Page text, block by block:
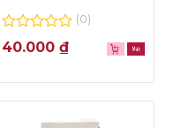
Foam đỉnh cao
0
out
5
(0)
40.000 ₫